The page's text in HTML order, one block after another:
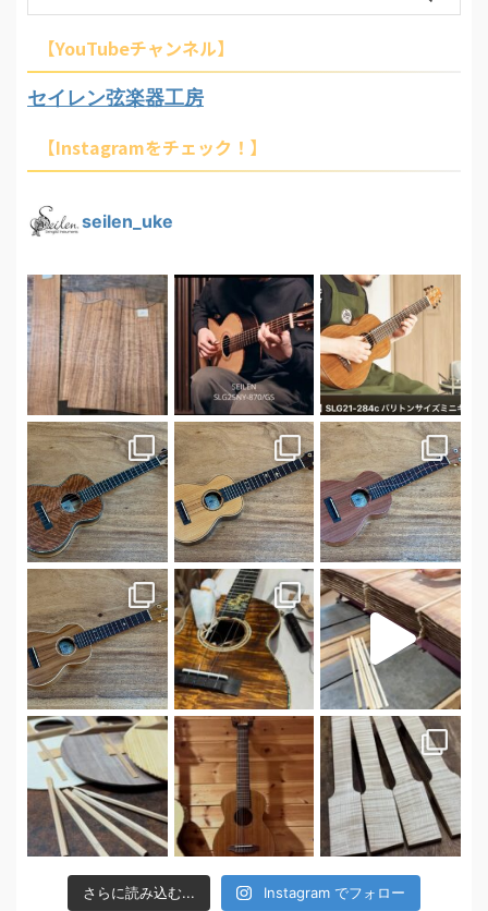
【YouTubeチャンネル】
セイレン弦楽器工房
【Instagramをチェック！】
seilen_uke
さらに読み込む... Instagram でフォロー